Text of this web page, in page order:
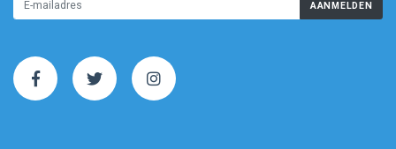
AANMELDEN